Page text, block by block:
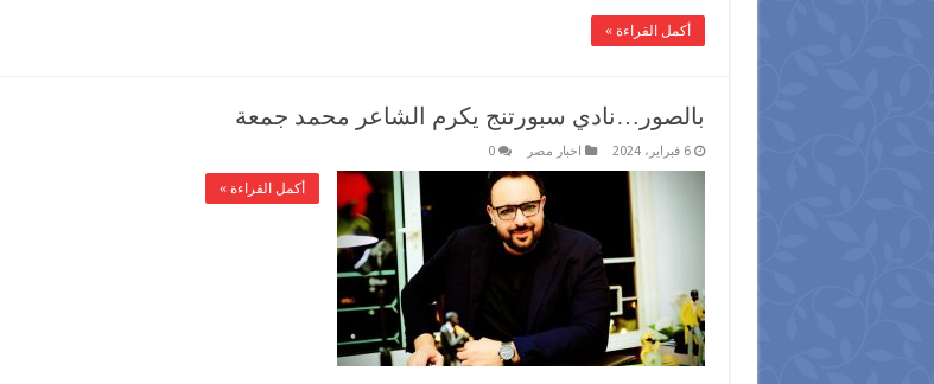
أكمل القراءة »
بالصور…نادي سبورتنج يكرم الشاعر محمد جمعة
6 فبراير، 2024 اخبار مصر 0
أكمل القراءة »